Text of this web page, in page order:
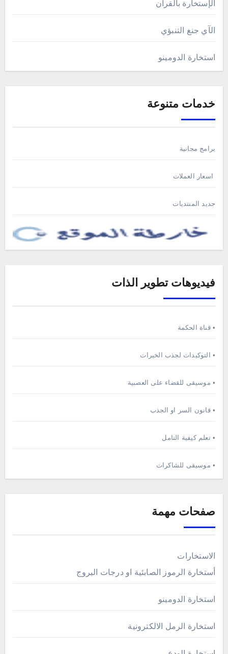
الإستخارة بالقرآن
الآي جنغ التنبؤي
استخارة الدومينو
خدمات متنوعة
برامج مجانية
اسعار العملات
جديد المنتديات
فيديوهات تطوير الذات
• قناة الحكمة
• التوكيدات لجذب الخيرات
• موسيقى للقضاء على العصبية
• قانون السر او الجذب
• تعلم كيفية التامل
• موسيقى للشاكرات
صفحات مهمة
الاستخارات
أستخارة الرموز الصابئية او درجات البروج
استخارة الدومينو
استخارة الرمل الالكترونية